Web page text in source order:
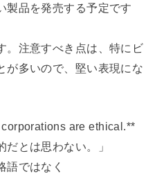
製品を発売する予定です
。注意すべき点は、特にビ
が多いので、堅い表現にな
are ethical.**
だとは思わない。」
語ではなく